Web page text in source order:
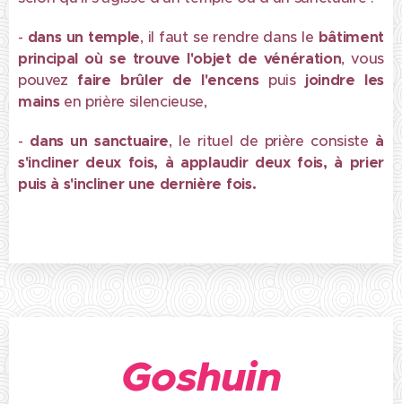
- dans un temple, il faut se rendre dans le bâtiment
principal où se trouve l'objet de vénération, vous
pouvez faire brûler de l'encenspuisjoindre les
mainsen prière silencieuse,
- dans un sanctuaire, le rituel de prière consiste à
s'incliner deux fois, à applaudir deux fois, à prier
puis à s'incliner une dernière fois.
Goshuin